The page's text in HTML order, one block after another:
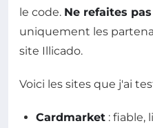
le code. Ne refaites
uniquement les
site Illicado.
Voici les sites que j'ai
Cardmarket : fiable,